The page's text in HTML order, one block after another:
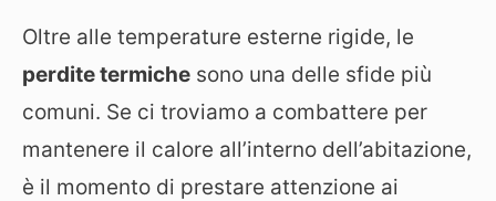
Oltre alle temperature esterne rigide, le
perdite termiche sono una delle sfide più
comuni. Se ci troviamo a combattere per
mantenere il calore all’interno dell’abitazione,
è il momento di prestare attenzione ai